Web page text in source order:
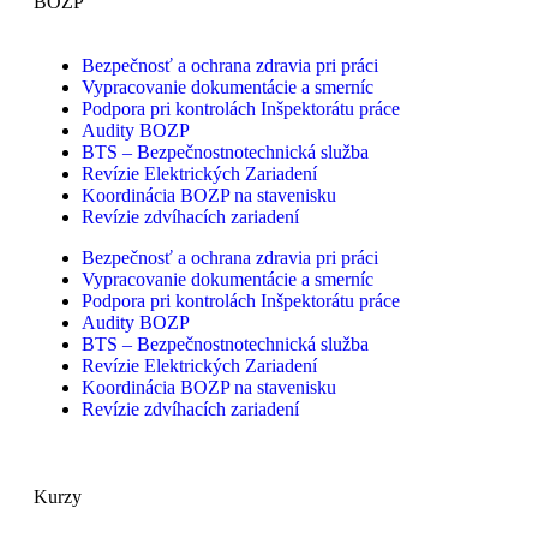
Bezpečnosť a ochrana zdravia pri práci
Vypracovanie dokumentácie a smerníc
Podpora pri kontrolách Inšpektorátu práce
Audity BOZP
BTS – Bezpečnostnotechnická služba
Revízie Elektrických Zariadení
Koordinácia BOZP na stavenisku
Revízie zdvíhacích zariadení
Bezpečnosť a ochrana zdravia pri práci
Vypracovanie dokumentácie a smerníc
Podpora pri kontrolách Inšpektorátu práce
Audity BOZP
BTS – Bezpečnostnotechnická služba
Revízie Elektrických Zariadení
Koordinácia BOZP na stavenisku
Revízie zdvíhacích zariadení
Kurzy